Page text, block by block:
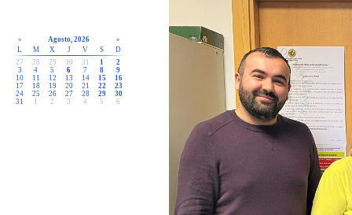
« Agosto, 2026
»
L
M X J V S
D
27
28 29 30 31 1
2
3
4 5 6 7 8
9
10
11 12 13 14 15
16
17
18 19 20 21 22
23
24
25 26 27 28 29
30
31
1 2 3 4 5 6